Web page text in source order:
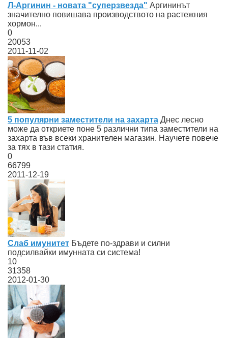
Л-Аргинин - новата "суперзвезда" Аргининът
значително повишава производството на растежния
хормон...
0
20053
2011-11-02
5 популярни заместители на захарта Днес лесно
може да откриете поне 5 различни типа заместители на
захарта във всеки хранителен магазин. Научете повече
за тях в тази статия.
0
66799
2011-12-19
Слаб имунитет Бъдете по-здрави и силни
подсилвайки имунната си система!
10
31358
2012-01-30